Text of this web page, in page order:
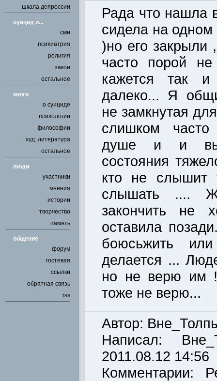
шкала депрессии
cуицид и...
сми
психиатрия
религия
закон
остальное
книги
о суициде
психологии
философии
худ. литература
остальное
люди
участники
мнения
истории
творчество
память
общение
форум
гостевая
ссылки
обратная связь
rss
Рада что нашла
сидела на
)но его закрыли
часто порой
кажется так
далеко... Я
не замкнутая
слишком
душе и и
состояния
кто не слышит
слышать ....
закончить не
оставила
боюсьжить
делается ...
но не верю им
тоже не верю...
Автор:
Написал:
2011.08.12 14:56
Комментарии: